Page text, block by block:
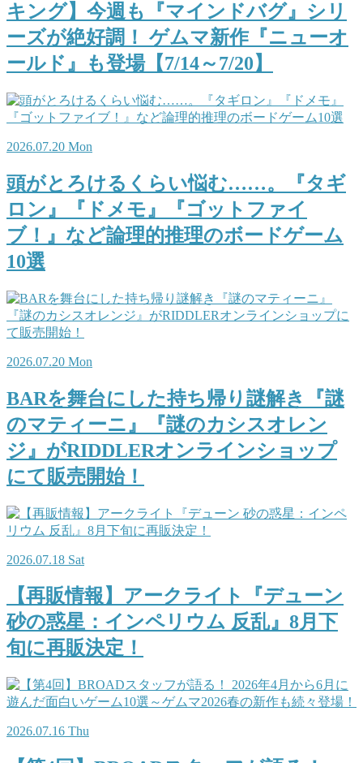
キング】今週も『マインドバグ』シリ
ーズが絶好調！ ゲムマ新作『ニューオ
ールド』も登場【7/14～7/20】
2026.07.20 Mon
頭がとろけるくらい悩む……。『タギ
ロン』『ドメモ』『ゴットファイ
ブ！』など論理的推理のボードゲーム
10選
2026.07.20 Mon
BARを舞台にした持ち帰り謎解き『謎
のマティーニ』『謎のカシスオレン
ジ』がRIDDLERオンラインショップ
にて販売開始！
2026.07.18 Sat
【再販情報】アークライト『デューン
砂の惑星：インペリウム 反乱』8月下
旬に再販決定！
2026.07.16 Thu